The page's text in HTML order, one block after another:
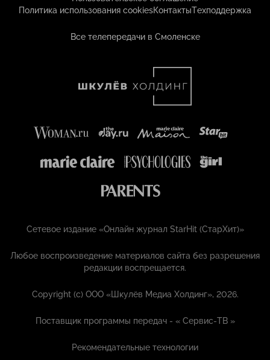
Политика использования cookiesКонтактыТехподдержка
Все телепередачи в Смоленске
Сетевое издание «Онлайн журнал StarHit (СтарХит)»
Любое воспроизведение материалов сайта без разрешения
редакции воспрещается.
Copyright (с) ООО «Шкулёв Медиа Холдинг», 2026.
Поставщик программы передач - «Сервис-ТВ »
Рекомендательные технологии